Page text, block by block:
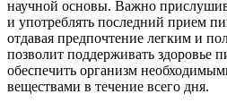
научной основы. Важно
и употреблять последний прием
отдавая предпочтение легким и
позволит поддерживать здоровье
обеспечить организм
веществами в течение всего дня.